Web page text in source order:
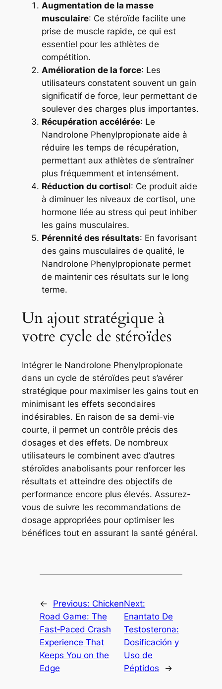
Augmentation de la masse
musculaire: Ce stéroïde facilite une
prise de muscle rapide, ce qui est
essentiel pour les athlètes de
compétition.
Amélioration de la force: Les
utilisateurs constatent souvent un gain
significatif de force, leur permettant de
soulever des charges plus importantes.
Récupération accélérée: Le
Nandrolone Phenylpropionate aide à
réduire les temps de récupération,
permettant aux athlètes de s’entraîner
plus fréquemment et intensément.
Réduction du cortisol: Ce produit aide
à diminuer les niveaux de cortisol, une
hormone liée au stress qui peut inhiber
les gains musculaires.
Pérennité des résultats: En favorisant
des gains musculaires de qualité, le
Nandrolone Phenylpropionate permet
de maintenir ces résultats sur le long
terme.
Un ajout stratégique à
votre cycle de stéroïdes
Intégrer le Nandrolone Phenylpropionate
dans un cycle de stéroïdes peut s’avérer
stratégique pour maximiser les gains tout en
minimisant les effets secondaires
indésirables. En raison de sa demi-vie
courte, il permet un contrôle précis des
dosages et des effets. De nombreux
utilisateurs le combinent avec d’autres
stéroïdes anabolisants pour renforcer les
résultats et atteindre des objectifs de
performance encore plus élevés. Assurez-
vous de suivre les recommandations de
dosage appropriées pour optimiser les
bénéfices tout en assurant la santé général.
← Previous: Chicken
Road Game: The
Fast‑Paced Crash
Experience That
Keeps You on the
Edge
Next:
Enantato De
Testosterona:
Dosificación y
Uso de
Péptidos
→